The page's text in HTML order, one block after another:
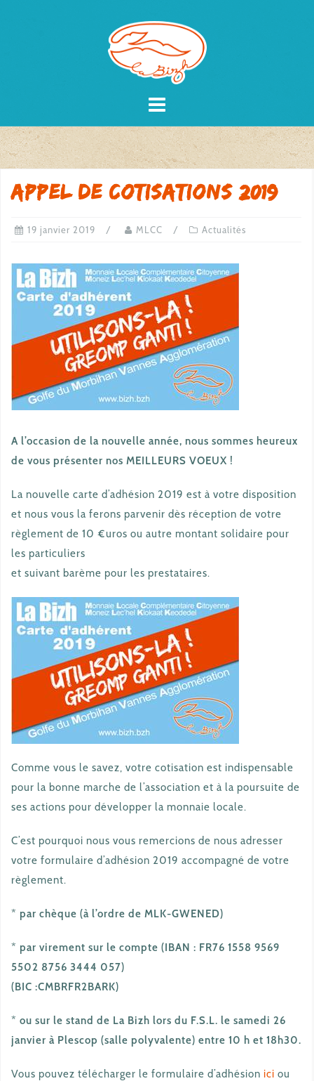
Appel de cotisations 2019
19 janvier 2019 MLCC Actualités
A l’occasion de la nouvelle année, nous sommes heureux
de vous présenter nos MEILLEURS VOEUX !
La nouvelle carte d’adhésion 2019 est à votre disposition
et nous vous la ferons parvenir dès réception de votre
règlement de 10 €uros ou autre montant solidaire pour
les particuliers
et suivant barème pour les prestataires.
Comme vous le savez, votre cotisation est indispensable
pour la bonne marche de l’association et à la poursuite de
ses actions pour développer la monnaie locale.
C’est pourquoi nous vous remercions de nous adresser
votre formulaire d’adhésion 2019 accompagné de votre
règlement.
* par chèque (à l’ordre de MLK-GWENED)
* par virement sur le compte (IBAN : FR76 1558 9569
5502 8756 3444 057)
(BIC :CMBRFR2BARK)
* ou sur le stand de La Bizh lors du F.S.L. le samedi 26
janvier à Plescop (salle polyvalente) entre 10 h et 18h30.
Vous pouvez télécharger le formulaire d’adhésion ici ou